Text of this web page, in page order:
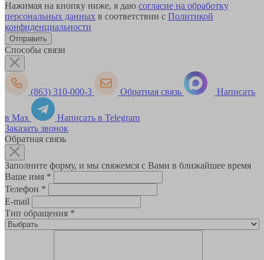
Нажимая на кнопку ниже, я даю согласие на обработку
персональных данных в соответствии с Политикой
конфиденциальности
Способы связи
(863) 310-000-3 Обратная связь Написать
в Max
Написать в Telegram
Заказать звонок
Обратная связь
Заполните форму, и мы свяжемся с Вами в ближайшее время
Ваше имя *
Телефон *
E-mail
Тип обращения *